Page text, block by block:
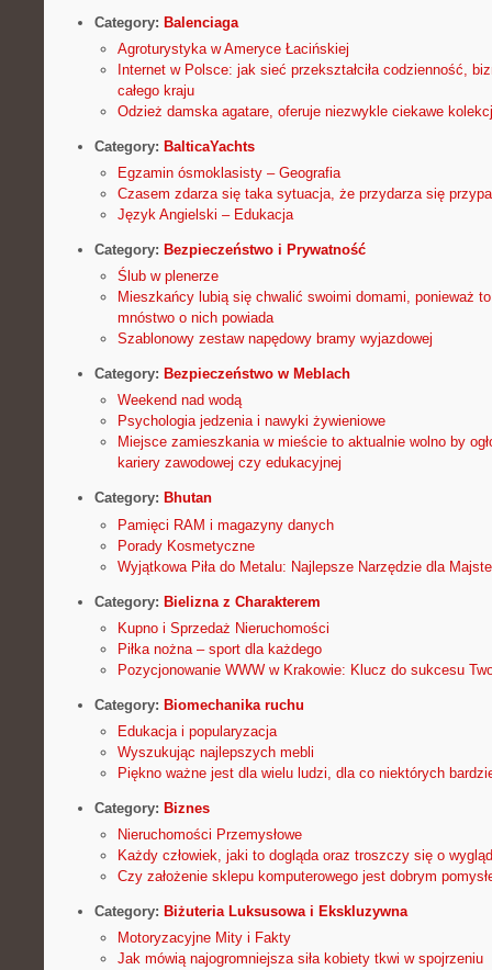
Category: Balenciaga
Agroturystyka w Ameryce Łacińskiej
Internet w Polsce: jak sieć przekształciła codzienność,
całego kraju
Odzież damska agatare, oferuje niezwykle ciekawe
Category: BalticaYachts
Egzamin ósmoklasisty – Geografia
Czasem zdarza się taka sytuacja, że przydarza się
Język Angielski – Edukacja
Category: Bezpieczeństwo i Prywatność
Ślub w plenerze
Mieszkańcy lubią się chwalić swoimi domami, ponieważ
mnóstwo o nich powiada
Szablonowy zestaw napędowy bramy wyjazdowej
Category: Bezpieczeństwo w Meblach
Weekend nad wodą
Psychologia jedzenia i nawyki żywieniowe
Miejsce zamieszkania w mieście to aktualnie wolno by
kariery zawodowej czy edukacyjnej
Category: Bhutan
Pamięci RAM i magazyny danych
Porady Kosmetyczne
Wyjątkowa Piła do Metalu: Najlepsze Narzędzie dla
Category: Bielizna z Charakterem
Kupno i Sprzedaż Nieruchomości
Piłka nożna – sport dla każdego
Pozycjonowanie WWW w Krakowie: Klucz do sukcesu
Category: Biomechanika ruchu
Edukacja i popularyzacja
Wyszukując najlepszych mebli
Piękno ważne jest dla wielu ludzi, dla co niektórych
Category: Biznes
Nieruchomości Przemysłowe
Każdy człowiek, jaki to dogląda oraz troszczy się o
Czy założenie sklepu komputerowego jest dobrym
Category: Biżuteria Luksusowa i Ekskluzywna
Motoryzacyjne Mity i Fakty
Jak mówią najogromniejsza siła kobiety tkwi w spojrzeniu